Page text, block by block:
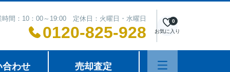
時間：10：00～19:00 定休日：火曜日・水曜日
0120-825-928 お気に入り
0
合わせ 売却査定